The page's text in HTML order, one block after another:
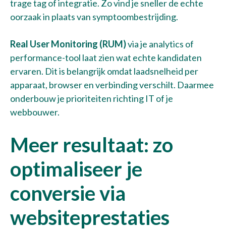
trage tag of integratie. Zo vind je sneller de echte
oorzaak in plaats van symptoombestrijding.
Real User Monitoring (RUM)via je analytics of
performance-tool laat zien wat echte kandidaten
ervaren. Dit is belangrijk omdat laadsnelheid per
apparaat, browser en verbinding verschilt. Daarmee
onderbouw je prioriteiten richting IT of je
webbouwer.
Meer resultaat: zo
optimaliseer je
conversie via
websiteprestaties